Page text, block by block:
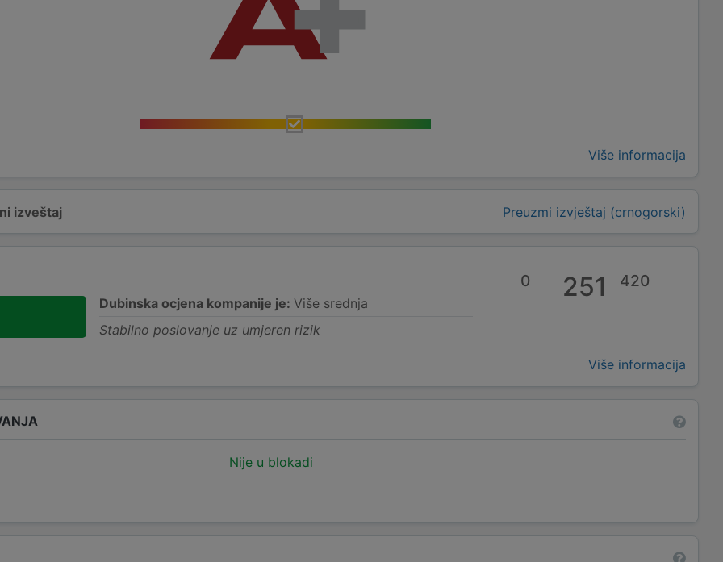
Više informacija
izveštaj Preuzmi izvještaj (crnogorski)
Dubinska ocjena kompanije je: Više srednja
Stabilno poslovanje uz umjeren rizik
0 251 420
Više informacija
Nije u blokadi